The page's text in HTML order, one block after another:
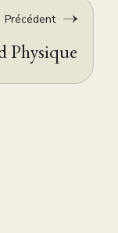
Précédent
Physique